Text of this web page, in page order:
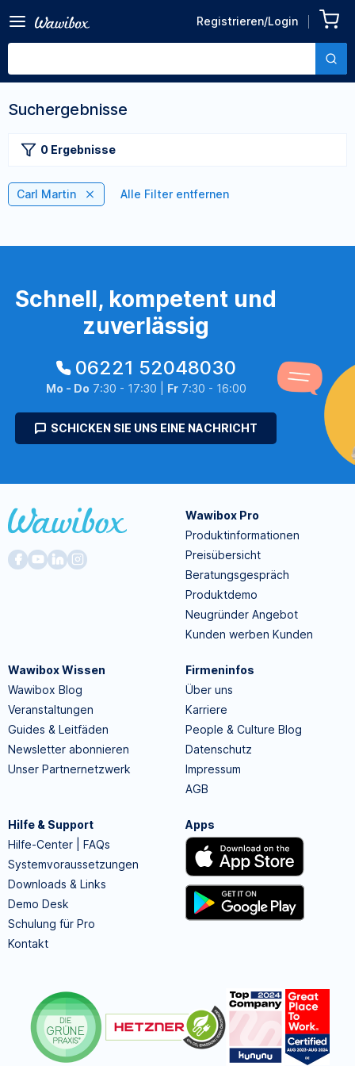
Registrieren/Login
Suchergebnisse
0 Ergebnisse
Carl Martin Alle Filter entfernen
Schnell, kompetent und
zuverlässig
06221 52048030
Mo - Do 7:30 - 17:30 | Fr7:30 - 16:00
SCHICKEN SIE UNS EINE NACHRICHT
Wawibox Pro
Produktinformationen
Preisübersicht
Beratungsgespräch
Produktdemo
Neugründer Angebot
Kunden werben Kunden
Wawibox Wissen
Wawibox Blog
Veranstaltungen
Guides & Leitfäden
Newsletter abonnieren
Unser Partnernetzwerk
Firmeninfos
Über uns
Karriere
People & Culture Blog
Datenschutz
Impressum
AGB
Hilfe & Support
Hilfe-Center | FAQs
Systemvoraussetzungen
Downloads & Links
Demo Desk
Schulung für Pro
Kontakt
Apps